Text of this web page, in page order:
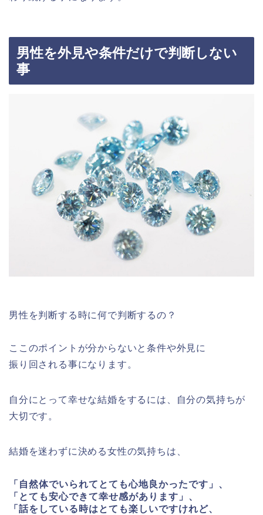
男性を外見や条件だけで判断しない
事
男性を判断する時に何で判断するの？
ここのポイントが分からないと条件や外見に
振り回される事になります。
自分にとって幸せな結婚をするには、
自分の気持ちが
大切です。
結婚を迷わずに決める女性の気持ちは、
「自然体でいられてとても心地良かったです」、
「とても安心できて幸せ感があります」、
「話をしている時はとても楽しいですけれど、